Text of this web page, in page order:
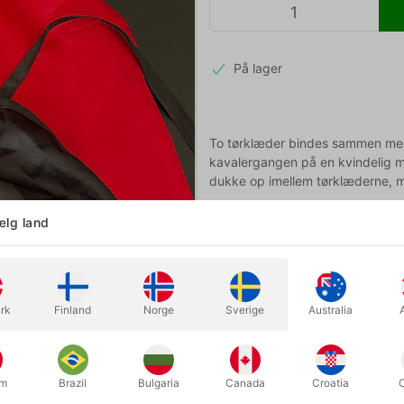
På lager
To tørklæder bindes sammen
kavalergangen på en kvindelig
dukke op imellem tørklæderne,
land
Finland Norge Sverige Australia
Brazil Bulgaria Canada Croatia